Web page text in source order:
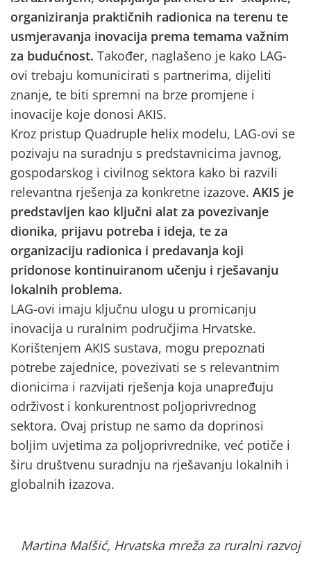
organiziranja praktičnih radionica na terenu te
usmjeravanja inovacija prema temama važnim
za budućnost. Također, naglašeno je kako LAG-
ovi trebaju komunicirati s partnerima, dijeliti
znanje, te biti spremni na brze promjene i
inovacije koje donosi AKIS.
Kroz pristup Quadruple helix modelu, LAG-ovi se
pozivaju na suradnju s predstavnicima javnog,
gospodarskog i civilnog sektora kako bi razvili
relevantna rješenja za konkretne izazove. AKIS je
predstavljen kao ključni alat za povezivanje
dionika, prijavu potreba i ideja, te za
organizaciju radionica i predavanja koji
pridonose kontinuiranom učenju i rješavanju
lokalnih problema.
LAG-ovi imaju ključnu ulogu u promicanju
inovacija u ruralnim područjima Hrvatske.
Korištenjem AKIS sustava, mogu prepoznati
potrebe zajednice, povezivati se s relevantnim
dionicima i razvijati rješenja koja unapređuju
održivost i konkurentnost poljoprivrednog
sektora. Ovaj pristup ne samo da doprinosi
boljim uvjetima za poljoprivrednike, već potiče i
širu društvenu suradnju na rješavanju lokalnih i
globalnih izazova.
Martina Malšić, Hrvatska mreža za ruralni razvoj